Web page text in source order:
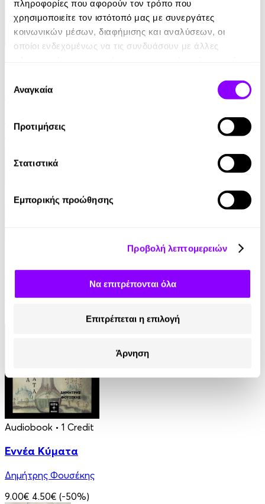
πληροφορίες που αφορούν τον τρόπο που
χρησιμοποιείτε τον ιστότοπό μας με συνεργάτες
κοινωνικών μέσων, διαφήμισης και αναλύσεων, οι
οποίοι ενδεχομένως να τις συνδυάσουν με άλλες
των υπηρεσιών τους.
συγκατάθεσης
Αναγκαία
Προτιμήσεις
Στατιστικά
Εμπορικής προώθησης
Προβολή λεπτομερειών
Να επιτρέπονται όλα
Επιτρέπεται η επιλογή
Άρνηση
Από ήλιο σε ήλιο: Αποσπερίτης
Γαλάζια Αγελάδα
Βασίλης Τσιαμπούσης
Audiobook • 1 Credit
Εννέα Κύματα
Δημήτρης Φουσέκης
9.00€ 4.50€ (-50%)